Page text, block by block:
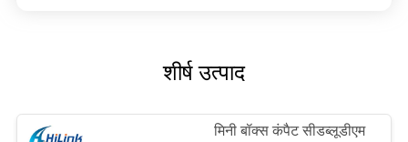
शीर्ष उत्पाद
मिनी बॉक्स कंपैट सीडब्लूडीएम